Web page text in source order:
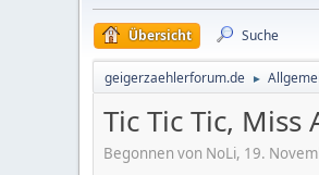
Übersicht Suche
geigerzaehlerforum.de ►
Tic Tic Tic,
Begonnen von NoLi, 19.